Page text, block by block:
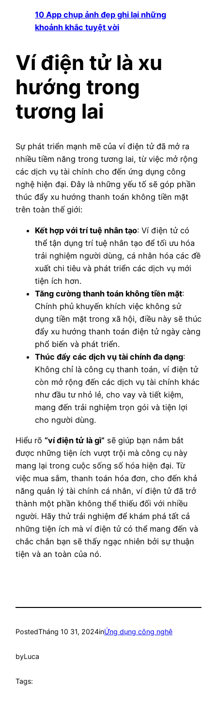
10 App chụp ảnh đẹp ghi lại những
khoảnh khắc tuyệt vời
Ví điện tử là xu
hướng trong
tương lai
Sự phát triển mạnh mẽ của ví điện tử đã mở ra
nhiều tiềm năng trong tương lai, từ việc mở rộng
các dịch vụ tài chính cho đến ứng dụng công
nghệ hiện đại. Đây là những yếu tố sẽ góp phần
thúc đẩy xu hướng thanh toán không tiền mặt
trên toàn thế giới:
Kết hợp với trí tuệ nhân tạo: Ví điện tử có
thể tận dụng trí tuệ nhân tạo để tối ưu hóa
trải nghiệm người dùng, cá nhân hóa các đề
xuất chi tiêu và phát triển các dịch vụ mới
tiện ích hơn.
Tăng cường thanh toán không tiền mặt:
Chính phủ khuyến khích việc không sử
dụng tiền mặt trong xã hội, điều này sẽ thúc
đẩy xu hướng thanh toán điện tử ngày càng
phổ biến và phát triển.
Thúc đẩy các dịch vụ tài chính đa dạng:
Không chỉ là công cụ thanh toán, ví điện tử
còn mở rộng đến các dịch vụ tài chính khác
như đầu tư nhỏ lẻ, cho vay và tiết kiệm,
mang đến trải nghiệm trọn gói và tiện lợi
cho người dùng.
Hiểu rõ “ví điện tử là gì” sẽ giúp bạn nắm bắt
được những tiện ích vượt trội mà công cụ này
mang lại trong cuộc sống số hóa hiện đại. Từ
việc mua sắm, thanh toán hóa đơn, cho đến khả
năng quản lý tài chính cá nhân, ví điện tử đã trở
thành một phần không thể thiếu đối với nhiều
người. Hãy thử trải nghiệm để khám phá tất cả
những tiện ích mà ví điện tử có thể mang đến và
chắc chắn bạn sẽ thấy ngạc nhiên bởi sự thuận
tiện và an toàn của nó.
PostedTháng 10 31, 2024inỨng dụng công nghệ
byLuca
Tags: